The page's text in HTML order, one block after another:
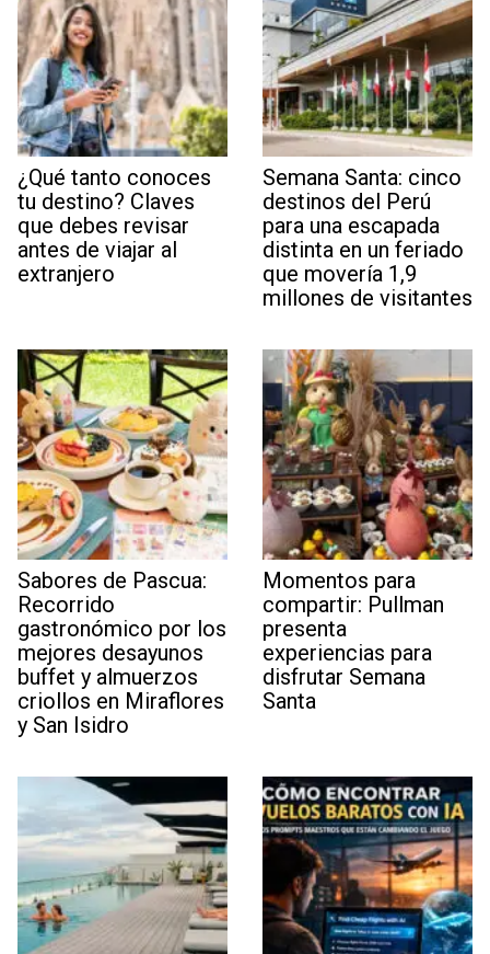
¿Qué tanto conoces
tu destino? Claves
que debes revisar
antes de viajar al
extranjero
Semana Santa: cinco
destinos del Perú
para una escapada
distinta en un feriado
que movería 1,9
millones de visitantes
Sabores de Pascua:
Recorrido
gastronómico por los
mejores desayunos
buffet y almuerzos
criollos en Miraflores
y San Isidro
Momentos para
compartir: Pullman
presenta
experiencias para
disfrutar Semana
Santa